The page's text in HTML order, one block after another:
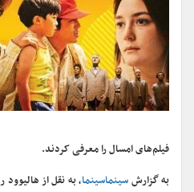
فیلم‌های امسال را معرفی کردند.
به گزارشسینماسینما، به نقل از هالیوود